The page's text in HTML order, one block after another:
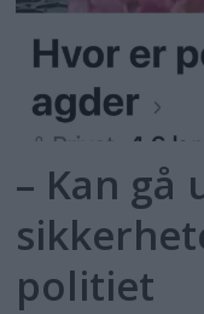
– Kan gå
politiet